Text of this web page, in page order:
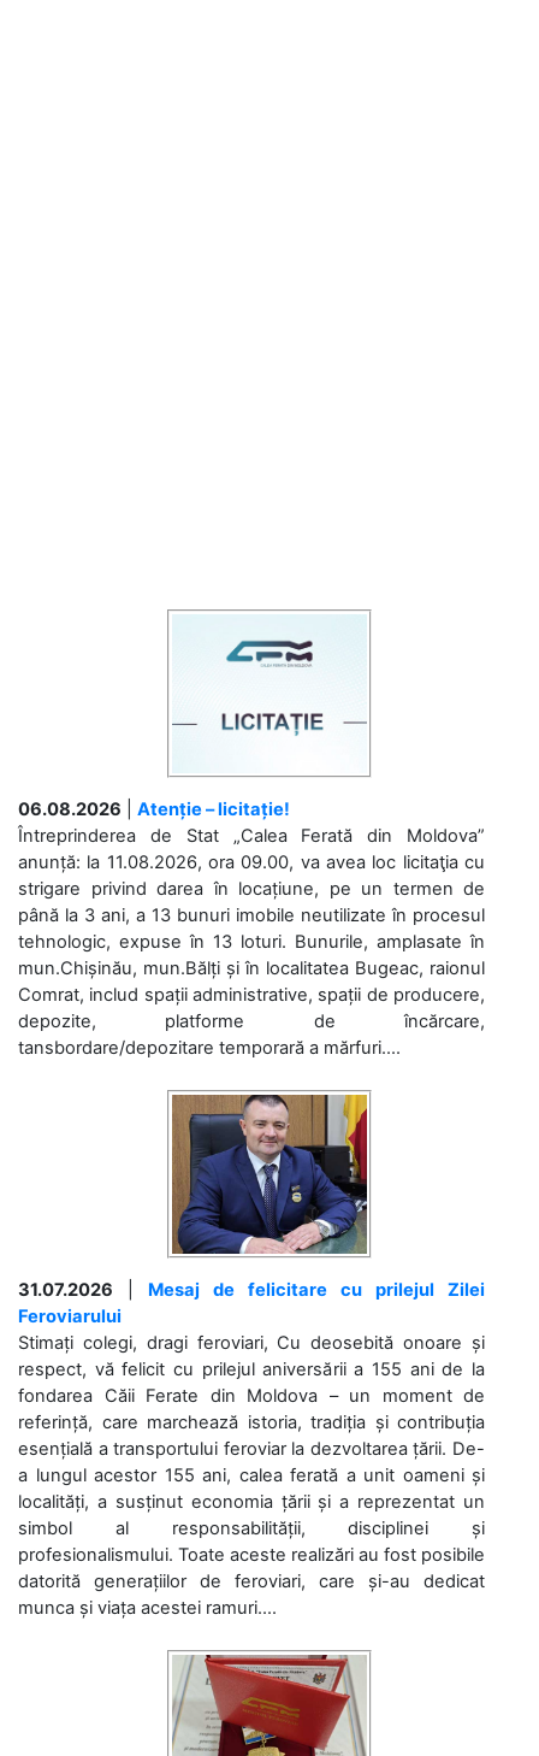
06.08.2026
Atenție – licitație!
Întreprinderea de Stat „Calea Ferată din Moldova”
anunță: la 11.08.2026, ora 09.00, va avea loc licitaţia cu
strigare privind darea în locațiune, pe un termen de
până la 3 ani, a 13 bunuri imobile neutilizate în procesul
tehnologic, expuse în 13 loturi. Bunurile, amplasate în
mun.Chișinău, mun.Bălți și în localitatea Bugeac, raionul
Comrat, includ spații administrative, spații de producere,
depozite, platforme de încărcare,
tansbordare/depozitare temporară a mărfuri....
31.07.2026
Mesaj de felicitare cu prilejul Zilei
Feroviarului
Stimați colegi, dragi feroviari, Cu deosebită onoare și
respect, vă felicit cu prilejul aniversării a 155 ani de la
fondarea Căii Ferate din Moldova – un moment de
referință, care marchează istoria, tradiția și contribuția
esențială a transportului feroviar la dezvoltarea țării. De-
a lungul acestor 155 ani, calea ferată a unit oameni și
localități, a susținut economia țării și a reprezentat un
simbol al responsabilității, disciplinei și
profesionalismului. Toate aceste realizări au fost posibile
datorită generațiilor de feroviari, care și-au dedicat
munca și viața acestei ramuri....